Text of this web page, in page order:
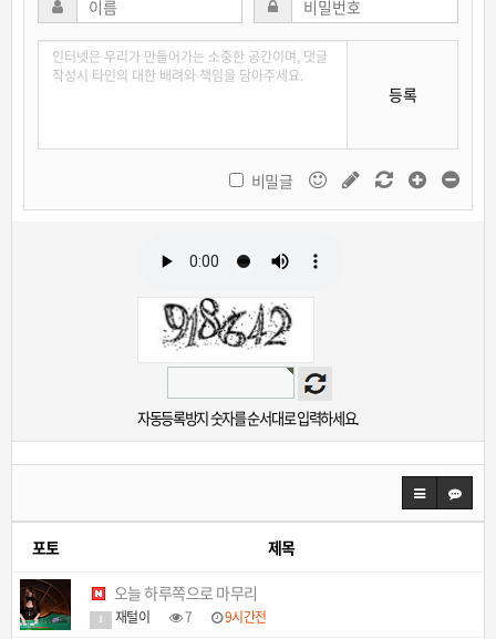
등록
비밀글
자동등록방지 숫자를 순서대로 입력하세요.
포토 제목
오늘 하루쪽으로 마무리
재털이 7 9시간전